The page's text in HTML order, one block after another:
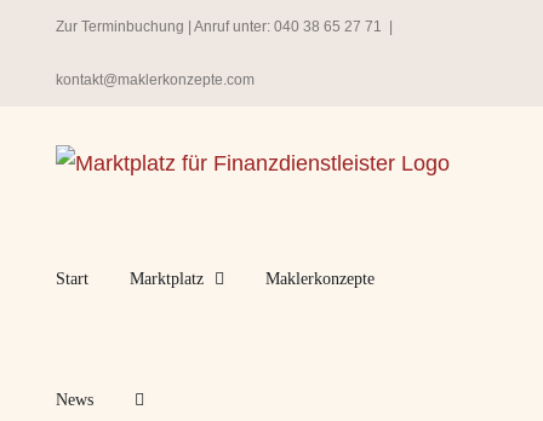
springen
Zur Terminbuchung | Anruf unter: 040 38 65 27 71
kontakt@maklerkonzepte.com
Start Marktplatz Maklerkonzepte
News